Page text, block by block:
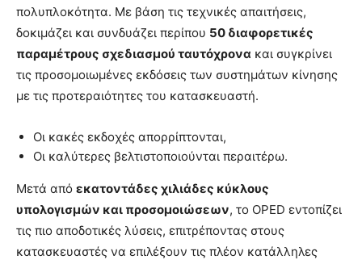
πολυπλοκότητα. Με βάση τις τεχνικές απαιτήσεις,
δοκιμάζει και συνδυάζει περίπου 50 διαφορετικές
παραμέτρους σχεδιασμού ταυτόχρονα και συγκρίνει
τις προσομοιωμένες εκδόσεις των συστημάτων κίνησης
με τις προτεραιότητες του κατασκευαστή.
Οι κακές εκδοχές απορρίπτονται,
Οι καλύτερες βελτιστοποιούνται περαιτέρω.
Μετά από εκατοντάδες χιλιάδες κύκλους
υπολογισμών και προσομοιώσεων, το OPED εντοπίζει
τις πιο αποδοτικές λύσεις, επιτρέποντας στους
κατασκευαστές να επιλέξουν τις πλέον κατάλληλες